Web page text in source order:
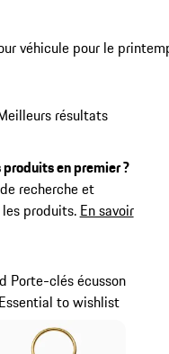
véhicule pour le
résultats
en premier ?
recherche et
produits. En savoir
Porte-clés écusson
to wishlist